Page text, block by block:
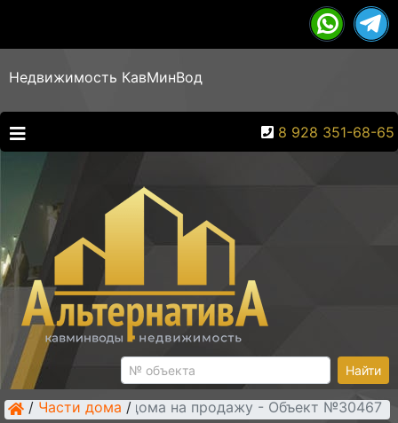
Недвижимость КавМинВод
8 928 351-68-65
Найти
/ Части дома /
Часть дома на продажу - Объект №30467